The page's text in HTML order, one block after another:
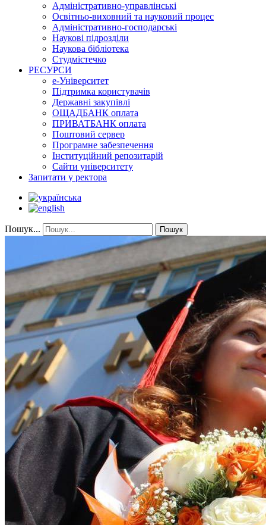
Адміністративно-управлінські
Освітньо-виховний та науковий процес
Адміністративно-господарські
Наукові підрозділи
Наукова бібліотека
Студмістечко
РЕСУРСИ
е-Університет
Підтримка користувачів
Державні закупівлі
ОЩАДБАНК оплата
ПРИВАТБАНК оплата
Поштовий сервер
Програмне забезпечення
Інституційний репозитарій
Сайти університету
Запитати у ректора
Пошук... Пошук